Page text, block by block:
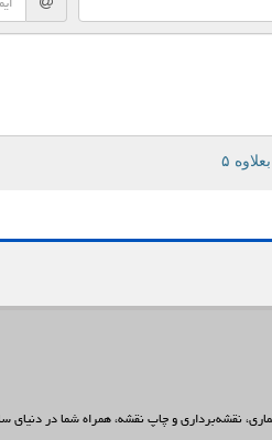
نقشه‌برداری و چاپ نقشه، همراه شما در